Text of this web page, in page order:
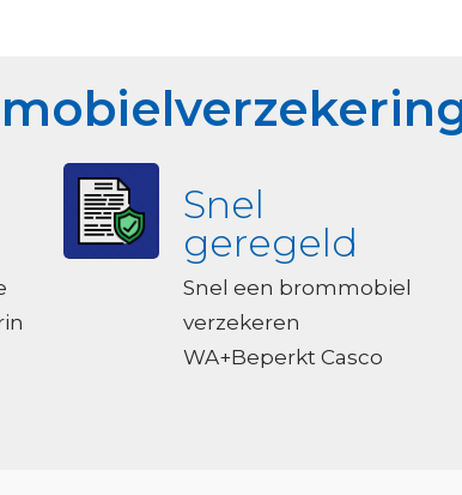
Snel
geregeld
Snel een brommobiel
verzekeren
WA+Beperkt Casco